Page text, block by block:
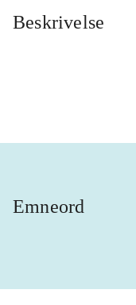
Beskrivelse
Emneord